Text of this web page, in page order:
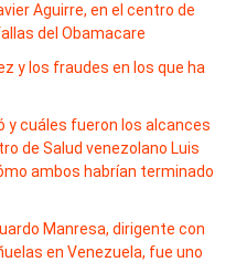
Aguirre, en el centro de
del Obamacare
y los fraudes en los que ha
y cuáles fueron los alcances
de Salud venezolano Luis
ambos habrían terminado
Manresa, dirigente con
en Venezuela, fue uno